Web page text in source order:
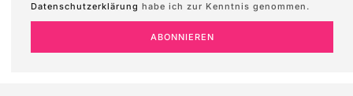
Datenschutzerklärung habe ich zur Kenntnis genommen.
ABONNIEREN